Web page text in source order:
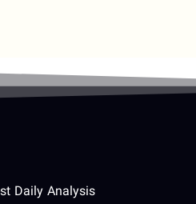
Daily Analysis